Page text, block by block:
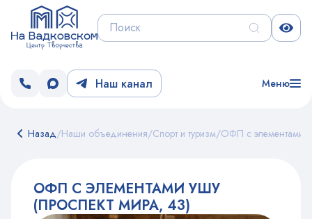
Наш канал Меню
Назад/Наши объединения/Спорт и туризм/ОФП с элементами
ОФП С ЭЛЕМЕНТАМИ УШУ
(ПРОСПЕКТ МИРА, 43)